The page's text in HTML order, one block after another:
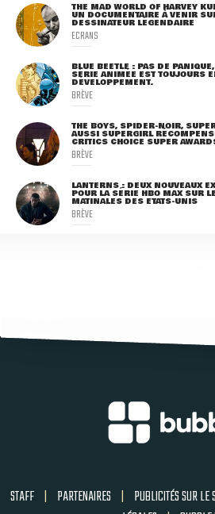
THE MAD WORLD OF HARVEY
UN DOCUMENTAIRE À VENIR
DESSINATEUR LÉGENDAIRE
ECRANS
BLUE BEETLE : PAS DE
SÉRIE ANIMÉE EST TOUJOURS
DÉVELOPPEMENT.
BRÈVE
THE BOYS, SPIDER-NOIR,
AUSSI SUPERGIRL
CRITICS CHOICE SUPER
BRÈVE
LANTERNS : DEUX NOUVEAUX
POUR LA SÉRIE HBO MAX SUR
MATINALES DES ETATS-UNIS
BRÈVE
STAFF | PARTENAIRES | PUBLICITÉS SUR LE